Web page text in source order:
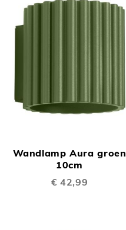
Wandlamp Aura groen
10cm
€ 42,99